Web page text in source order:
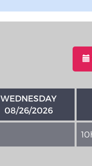
WEDNESDAY
08/26/2026